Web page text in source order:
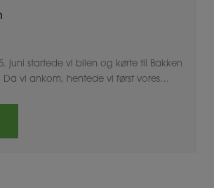
juni startede vi bilen og kørte til Bakken
Da vi ankom, hentede vi først vores…